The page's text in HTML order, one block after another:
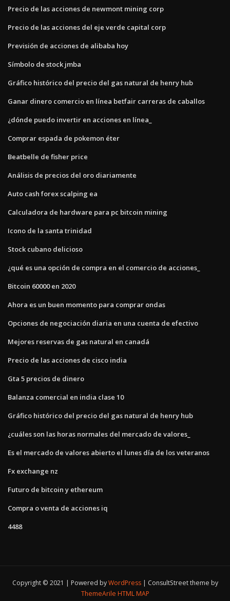
Precio de las acciones de newmont mining corp
Precio de las acciones del eje verde capital corp
Previsión de acciones de alibaba hoy
Símbolo de stock jmba
Gráfico histórico del precio del gas natural de henry hub
Ganar dinero comercio en línea betfair carreras de caballos
¿dónde puedo invertir en acciones en línea_
Comprar espada de pokemon éter
Beatbelle de fisher price
Análisis de precios del oro diariamente
Auto cash forex scalping ea
Calculadora de hardware para pc bitcoin mining
Icono de la santa trinidad
Stock cubano delicioso
¿qué es una opción de compra en el comercio de acciones_
Bitcoin 60000 en 2020
Ahora es un buen momento para comprar ondas
Opciones de negociación diaria en una cuenta de efectivo
Mejores reservas de gas natural en canadá
Precio de las acciones de cisco india
Gta 5 precios de dinero
Balanza comercial en india clase 10
Gráfico histórico del precio del gas natural de henry hub
¿cuáles son las horas normales del mercado de valores_
Es el mercado de valores abierto el lunes día de los veteranos
Fx exchange nz
Futuro de bitcoin y ethereum
Compra o venta de acciones iq
4488
Copyright © 2021 | Powered byWordPress
ConsultStreet theme by
ThemeArile HTML MAP